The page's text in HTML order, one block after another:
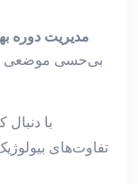
مدیریت دوره
بی‌حسی موضعی
با
تفاوت‌های